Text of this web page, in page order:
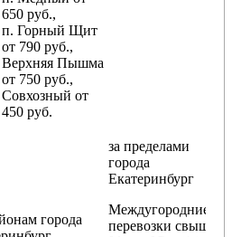
650 руб.,
п. Горный Щит
от 790 руб.,
Верхняя Пышма
от 750 руб.,
Совхозный от
450 руб.
города
за пределами
города
Екатеринбург
Междугородние
перевозки свыше